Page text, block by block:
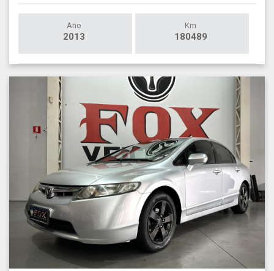
Ano
2013
Km
180489